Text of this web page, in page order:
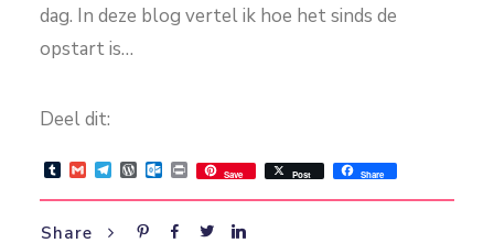
dag. In deze blog vertel ik hoe het sinds de
opstart is…
Deel dit:
Tumblr
GmailTelegram
WordPress
Outlook.com
PrintSave Post Share
Share